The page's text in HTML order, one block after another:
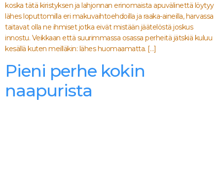
koska tätä kiristyksen ja lahjonnan erinomaista apuvälinettä löytyy
lähes loputtomilla eri makuvaihtoehdoilla ja raaka-aineilla, harvassa
taitavat olla ne ihmiset jotka eivät mistään jäätelöstä joskus
innostu. Veikkaan että suurimmassa osassa perheitä jätskiä kuluu
kesällä kuten meilläkin: lähes huomaamatta. […]
Pieni perhe kokin
naapurista